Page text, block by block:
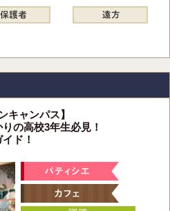
キャンパス】
の高校3年生必見！
ド！